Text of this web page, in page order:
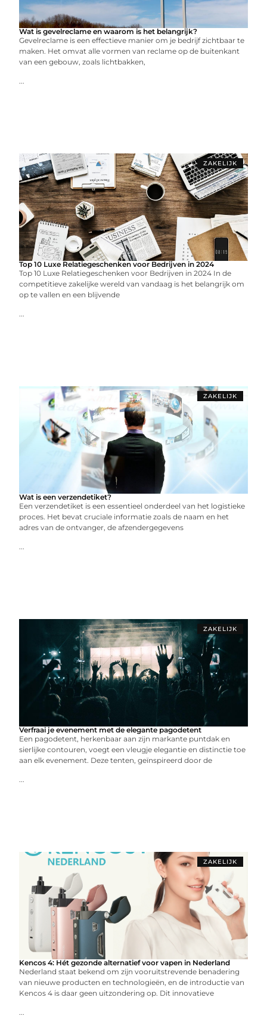
Wat is gevelreclame en waarom is het belangrijk?
Gevelreclame is een effectieve manier om je bedrijf zichtbaar te
maken. Het omvat alle vormen van reclame op de buitenkant
van een gebouw, zoals lichtbakken,
...
ZAKELIJK
Top 10 Luxe Relatiegeschenken voor Bedrijven in 2024
Top 10 Luxe Relatiegeschenken voor Bedrijven in 2024 In de
competitieve zakelijke wereld van vandaag is het belangrijk om
op te vallen en een blijvende
...
ZAKELIJK
Wat is een verzendetiket?
Een verzendetiket is een essentieel onderdeel van het logistieke
proces. Het bevat cruciale informatie zoals de naam en het
adres van de ontvanger, de afzendergegevens
...
ZAKELIJK
Verfraai je evenement met de elegante pagodetent
Een pagodetent, herkenbaar aan zijn markante puntdak en
sierlijke contouren, voegt een vleugje elegantie en distinctie toe
aan elk evenement. Deze tenten, geïnspireerd door de
...
ZAKELIJK
Kencos 4: Hét gezonde alternatief voor vapen in Nederland
Nederland staat bekend om zijn vooruitstrevende benadering
van nieuwe producten en technologieën, en de introductie van
Kencos 4 is daar geen uitzondering op. Dit innovatieve
...